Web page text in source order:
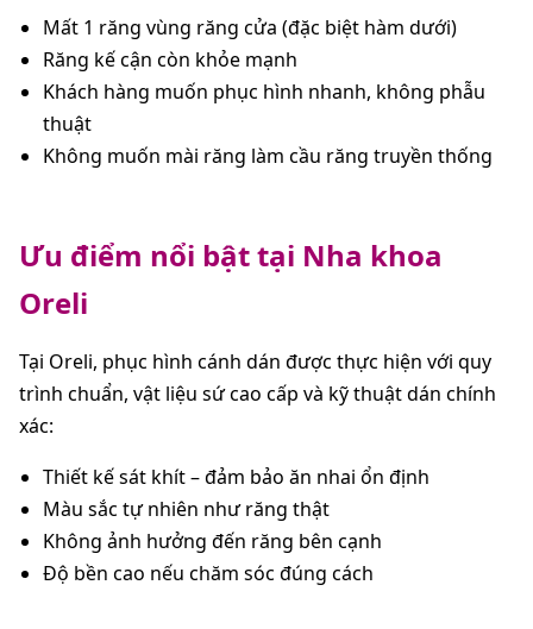
Mất 1 răng vùng răng cửa (đặc biệt hàm dưới)
Răng kế cận còn khỏe mạnh
Khách hàng muốn phục hình nhanh, không phẫu
thuật
Không muốn mài răng làm cầu răng truyền thống
Ưu điểm nổi bật tại Nha khoa
Oreli
Tại Oreli, phục hình cánh dán được thực hiện với quy
trình chuẩn, vật liệu sứ cao cấp và kỹ thuật dán chính
xác:
Thiết kế sát khít – đảm bảo ăn nhai ổn định
Màu sắc tự nhiên như răng thật
Không ảnh hưởng đến răng bên cạnh
Độ bền cao nếu chăm sóc đúng cách